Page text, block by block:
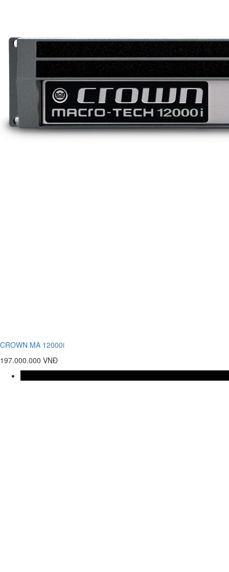
CROWN MA 12000i
197.000.000 VNĐ